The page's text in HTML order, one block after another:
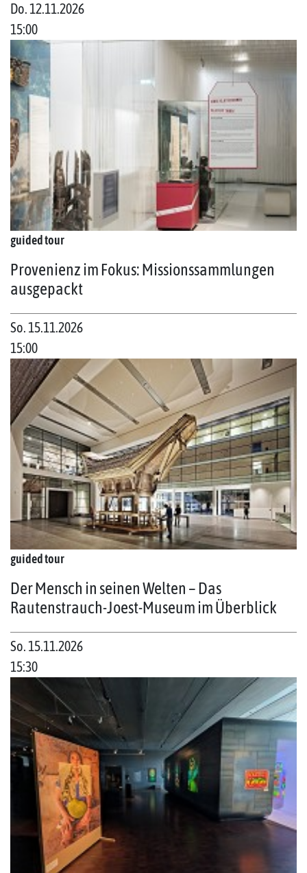
Do. 12.11.2026
15:00
guided tour
Provenienz im Fokus: Missionssammlungen
ausgepackt
So. 15.11.2026
15:00
guided tour
Der Mensch in seinen Welten – Das
Rautenstrauch-Joest-Museum im Überblick
So. 15.11.2026
15:30